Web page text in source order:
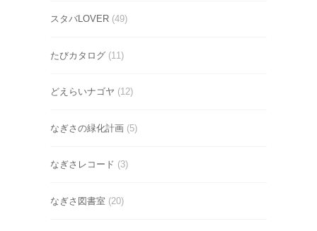
スタバLOVER (49)
たびカタログ (11)
どえらいナゴヤ (12)
なぎさの緑化計画 (5)
なぎさレコード (3)
なぎさ図書室 (20)